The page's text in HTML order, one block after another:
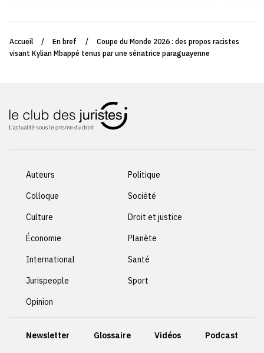
Accueil / En bref /
Coupe du Monde 2026 : des propos racistes
visant Kylian Mbappé tenus par une sénatrice paraguayenne
Auteurs
Colloque
Culture
Économie
International
Jurispeople
Opinion
Politique
Société
Droit et justice
Planète
Santé
Sport
Newsletter Glossaire Vidéos Podcast